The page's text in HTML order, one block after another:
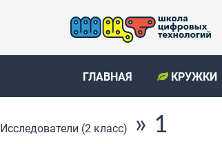
ГЛАВНАЯ КРУЖКИ
Исследователи (2 класс) » 1